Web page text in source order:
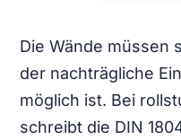
Die Wände müssen
der nachträgliche
möglich ist. Bei
schreibt die DIN